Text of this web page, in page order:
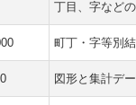
丁目、字など
町丁・字等別
図形と集計デ